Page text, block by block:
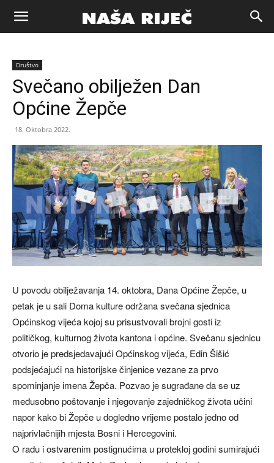
Naša
riječ
Zenica
Društvo
Svečano obilježen Dan
Općine Žepče
18. Oktobra 2022.
U povodu obilježavanja 14. oktobra, Dana Općine Žepče, u
petak je u sali Doma kulture održana svečana sjednica
Općinskog vijeća kojoj su prisustvovali brojni gosti iz
političkog, kulturnog života kantona i općine. Svečanu sjednicu
otvorio je predsjedavajući Općinskog vijeća, Edin Šišić
podsjećajući na historijske činjenice vezane za prvo
spominjanje imena Žepča. Pozvao je sugrađane da se uz
međusobno poštovanje i njegovanje zajedničkog života učini
napor kako bi Žepče u dogledno vrijeme postalo jedno od
najprivlačnijih mjesta Bosni i Hercegovini.
O radu i ostvarenim postignućima u protekloj godini sumirajući